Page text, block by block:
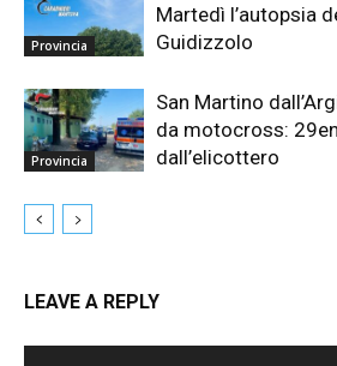
Provincia
Martedì l’autopsia
Guidizzolo
Provincia
San Martino
da motocross:
dall’elicottero
LEAVE A REPLY